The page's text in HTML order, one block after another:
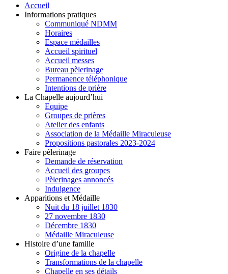
Accueil
Informations pratiques
Communiqué NDMM
Horaires
Espace médailles
Accueil spirituel
Accueil messes
Bureau pèlerinage
Permanence téléphonique
Intentions de prière
La Chapelle aujourd’hui
Equipe
Groupes de prières
Atelier des enfants
Association de la Médaille Miraculeuse
Propositions pastorales 2023-2024
Faire pèlerinage
Demande de réservation
Accueil des groupes
Pèlerinages annoncés
Indulgence
Apparitions et Médaille
Nuit du 18 juillet 1830
27 novembre 1830
Décembre 1830
Médaille Miraculeuse
Histoire d’une famille
Origine de la chapelle
Transformations de la chapelle
Chapelle en ses détails